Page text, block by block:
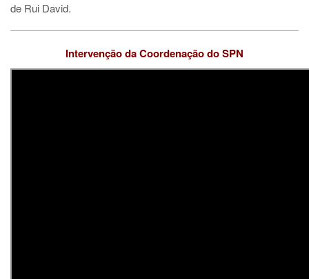
de Rui David.
Intervenção da Coordenação do SPN